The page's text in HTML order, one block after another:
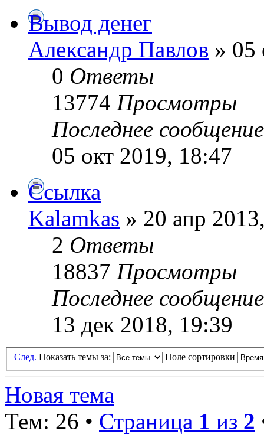
Вывод денег
Александр Павлов » 05
0 Ответы
13774 Просмотры
Последнее
05 окт 2019, 18:47
Ссылка
Kalamkas » 20 апр
2 Ответы
18837 Просмотры
Последнее
13 дек 2018, 19:39
След. Показать темы за: Поле сортировки
Новая тема
Тем: 26 • Страница 1 из 2